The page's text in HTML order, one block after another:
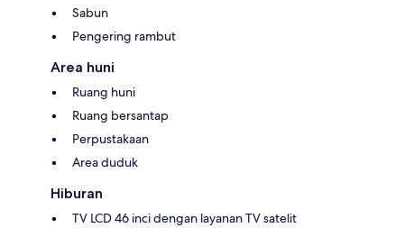
Sabun
Pengering rambut
Area huni
Ruang huni
Ruang bersantap
Perpustakaan
Area duduk
Hiburan
TV LCD 46 inci dengan layanan TV satelit